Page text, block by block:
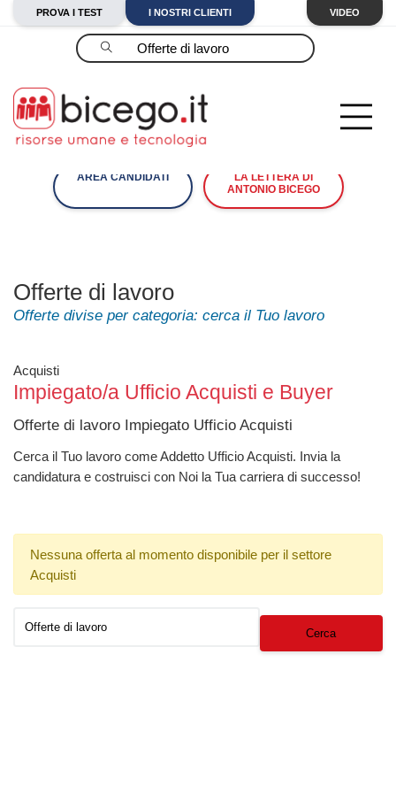
PROVA I TEST I NOSTRI CLIENTI VIDEO
Cerca
AREA CANDIDATI
LA LETTERA DI
ANTONIO BICEGO
Offerte di lavoro
Offerte divise per categoria: cerca il Tuo lavoro
Acquisti
Impiegato/a Ufficio Acquisti e Buyer
Offerte di lavoro Impiegato Ufficio Acquisti
Cerca il Tuo lavoro come Addetto Ufficio Acquisti. Invia la
candidatura e costruisci con Noi la Tua carriera di successo!
Nessuna offerta al momento disponibile per il settore
Acquisti